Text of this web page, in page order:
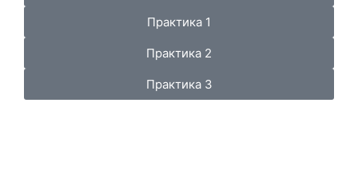
Практика 1
Практика 2
Практика 3